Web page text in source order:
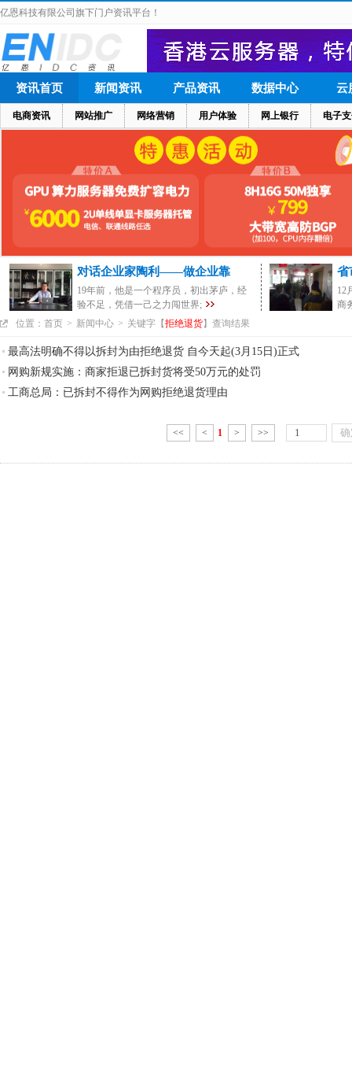
亿恩科技有限公司旗下门户资讯平台！
资讯首页
电商资讯 网站推广 网络营销 用户体验 网上银行 电子
新闻资讯 产品资讯 数据中心 云
对话企业家陶利——做企业靠
19年前，他是一个程序员，初出茅庐，经
验不足，凭借一己之力闯世界;
省
12
商
位置： 首页 > 新闻中心 > 关键字【拒绝退货】查询结果
最高法明确不得以拆封为由拒绝退货 自今天起(3月15日)正式
网购新规实施：商家拒退已拆封货将受50万元的处罚
工商总局：已拆封不得作为网购拒绝退货理由
<< < 1 > >>